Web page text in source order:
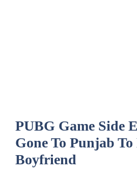
PUBG Game Side
Gone To Punjab To
Boyfriend